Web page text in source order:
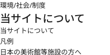
環境/社会/制度
当サイトについて
当サイトについて
凡例
日本の美術館等施設の方へ